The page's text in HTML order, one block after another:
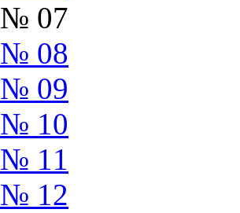
№ 07
№ 08
№ 09
№ 10
№ 11
№ 12